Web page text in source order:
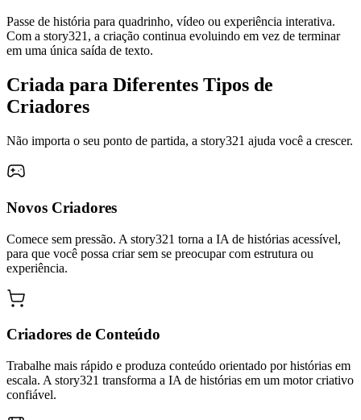
Passe de história para quadrinho, vídeo ou experiência interativa.
Com a story321, a criação continua evoluindo em vez de terminar
em uma única saída de texto.
Criada para Diferentes Tipos de
Criadores
Não importa o seu ponto de partida, a story321 ajuda você a crescer.
Novos Criadores
Comece sem pressão. A story321 torna a IA de histórias acessível,
para que você possa criar sem se preocupar com estrutura ou
experiência.
Criadores de Conteúdo
Trabalhe mais rápido e produza conteúdo orientado por histórias em
escala. A story321 transforma a IA de histórias em um motor criativo
confiável.